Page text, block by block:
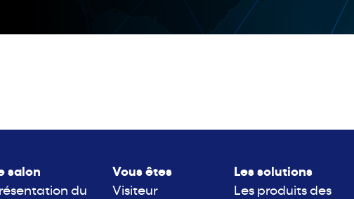
salon
du
Vous êtes
Visiteur
Les solutions
Les produits des